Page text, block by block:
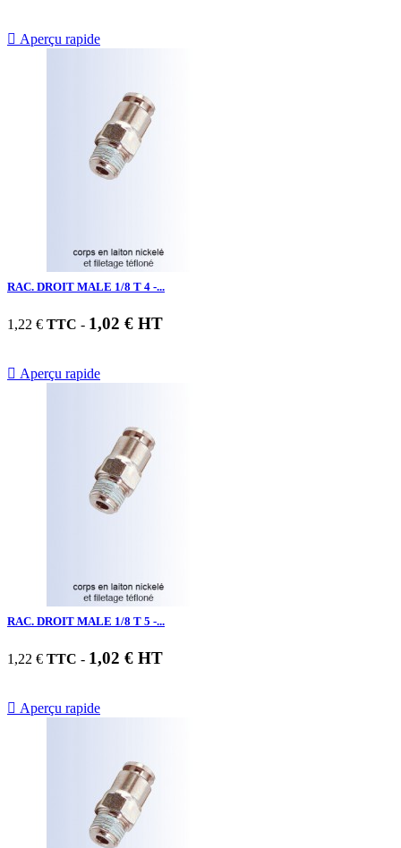
 Aperçu rapide
RAC. DROIT MALE 1/8 T 4 -...
1,22 € TTC - 1,02 € HT
 Aperçu rapide
RAC. DROIT MALE 1/8 T 5 -...
1,22 € TTC - 1,02 € HT
 Aperçu rapide